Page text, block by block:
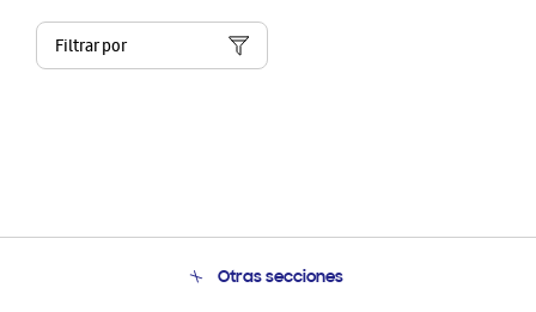
Filtrar por
Otras secciones